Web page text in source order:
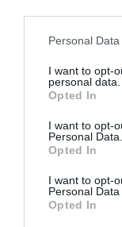
Please note that
not limited to your
grant or deny
use your data for
consent section.
Personal
I want to opt-
personal data.
Opted In
I want to opt-
Personal Data.
Opted In
I want to opt-
Personal Data
Opted In
Χανιά:
ανήλικη
και